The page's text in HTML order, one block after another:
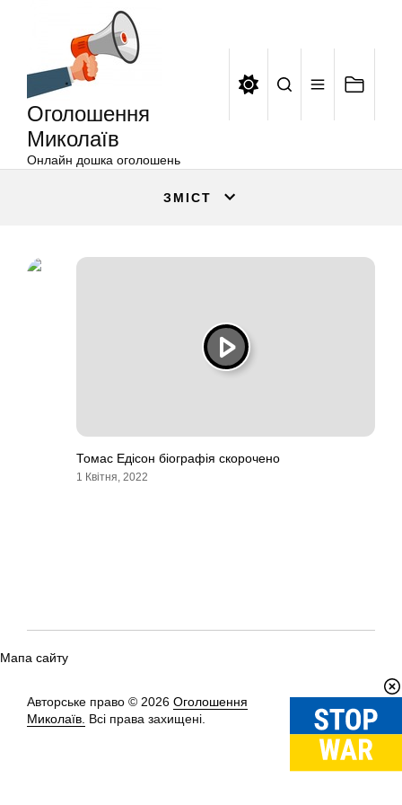
Оголошення
Миколаїв
Онлайн дошка оголошень
ЗМІСТ
Томас Едісон біографія скорочено
1 Квітня, 2022
Мапа сайту
Авторське право © 2026 Оголошення
Миколаїв. Всі права захищені.
Вгору↑